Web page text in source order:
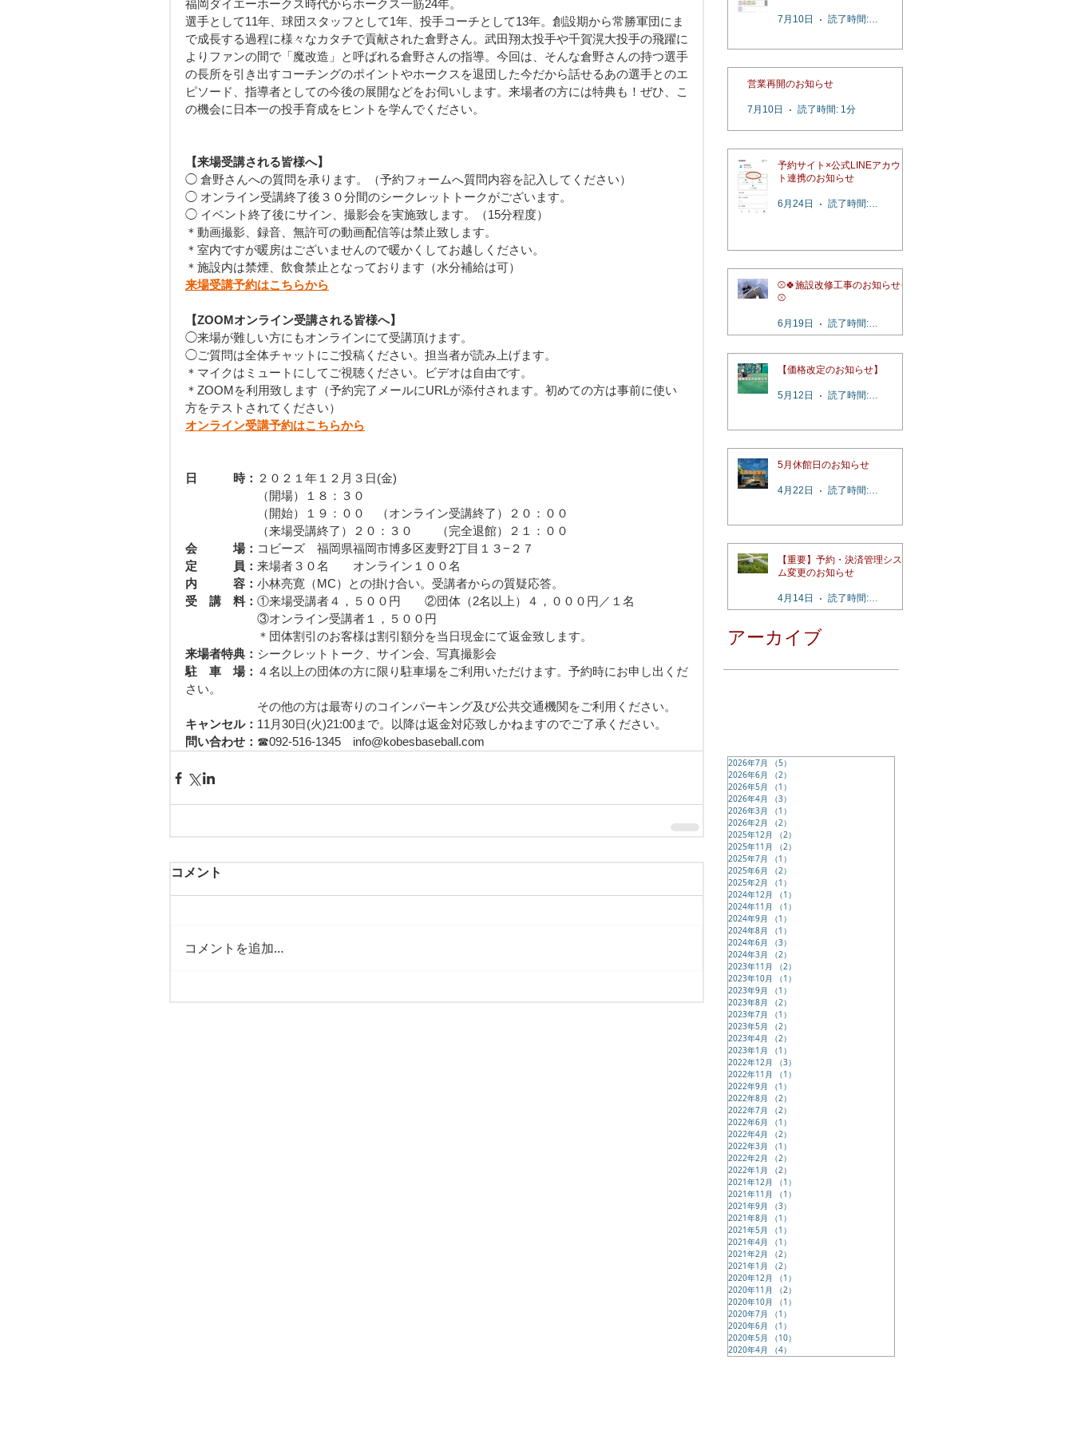
福岡ダイエーホークス時代からホークス一筋24年。
選手として11年、球団スタッフとして1年、投手コーチとして13年。創設期から常勝軍団にま
で成長する過程に様々なカタチで貢献された倉野さん。武田翔太投手や千賀滉大投手の飛躍に
よりファンの間で「魔改造」と呼ばれる倉野さんの指導。今回は、そんな倉野さんの持つ選手
の長所を引き出すコーチングのポイントやホークスを退団した今だから話せるあの選手とのエ
ピソード、指導者としての今後の展開などをお伺いします。来場者の方には特典も！ぜひ、こ
の機会に日本一の投手育成をヒントを学んでください。
【来場受講される皆様へ】
◯ 倉野さんへの質問を承ります。（予約フォームへ質問内容を記入してください）
◯ オンライン受講終了後３０分間のシークレットトークがございます。
◯ イベント終了後にサイン、撮影会を実施致します。（15分程度）
＊動画撮影、録音、無許可の動画配信等は禁止致します。
＊室内ですが暖房はございませんので暖かくしてお越しください。
＊施設内は禁煙、飲食禁止となっております（水分補給は可）
来場受講予約はこちらから
【ZOOMオンライン受講される皆様へ】
◯来場が難しい方にもオンラインにて受講頂けます。
◯ご質問は全体チャットにご投稿ください。担当者が読み上げます。
＊マイクはミュートにしてご視聴ください。ビデオは自由です。
＊ZOOMを利用致します（予約完了メールにURLが添付されます。初めての方は事前に使い
方をテストされてください）
オンライン受講予約はこちらから
日　　　時： ２０２１年１２月３日(金)
（開場）１８：３０
（開始）１９：００　（オンライン受講終了）２０：００
（来場受講終了）２０：３０　　（完全退館）２１：００
会　　　場： コビーズ　福岡県福岡市博多区麦野2丁目１３−２７
定　　　員： 来場者３０名　　オンライン１００名
内　　　容： 小林亮寛（MC）との掛け合い。受講者からの質疑応答。
受　講　料： ①来場受講者４，５００円　　②団体（2名以上）４，０００円／１名
③オンライン受講者１，５００円
＊団体割引のお客様は割引額分を当日現金にて返金致します。
来場者特典： シークレットトーク、サイン会、写真撮影会
駐　車　場： ４名以上の団体の方に限り駐車場をご利用いただけます。予約時にお申し出くだ
さい。
その他の方は最寄りのコインパーキング及び公共交通機関をご利用ください。
キャンセル： 11月30日(火)21:00まで。以降は返金対応致しかねますのでご了承ください。
問い合わせ： ☎︎092-516-1345　info@kobesbaseball.com
コメント
コメントを追加…
7月10日 読了時間: 2分
営業再開のお知らせ
7月10日 読了時間: 1分
予約サイト×公式LINEアカウン
ト連携のお知らせ
6月24日 読了時間: 1分
⚾️🍀施設改修工事のお知らせ🍀
⚾️
6月19日 読了時間: 1分
【価格改定のお知らせ】
5月12日 読了時間: 2分
5月休館日のお知らせ
4月22日 読了時間: 1分
【重要】予約・決済管理システ
ム変更のお知らせ
4月14日 読了時間: 4分
アーカイブ
2026年7月 （5）
2026年6月
（2）
2026年5月
（1）
2026年4月
（3）
2026年3月
（1）
2026年2月
（2）
2025年12月
（2）
2025年11月
（2）
2025年7月
（1）
2025年6月
（2）
2025年2月
（1）
2024年12月
（1）
2024年11月
（1）
2024年9月
（1）
2024年8月
（1）
2024年6月
（3）
2024年3月
（2）
2023年11月
（2）
2023年10月
（1）
2023年9月
（1）
2023年8月
（2）
2023年7月
（1）
2023年5月
（2）
2023年4月
（2）
2023年1月
（1）
2022年12月
（3）
2022年11月
（1）
2022年9月
（1）
2022年8月
（2）
2022年7月
（2）
2022年6月
（1）
2022年4月
（2）
2022年3月
（1）
2022年2月
（2）
2022年1月
（2）
2021年12月
（1）
2021年11月
（1）
2021年9月
（3）
2021年8月
（1）
2021年5月
（1）
2021年4月
（1）
2021年2月
（2）
2021年1月
（2）
2020年12月
（1）
2020年11月
（2）
2020年10月
（1）
2020年7月
（1）
2020年6月
（1）
2020年5月
（10）
2020年4月
（4）